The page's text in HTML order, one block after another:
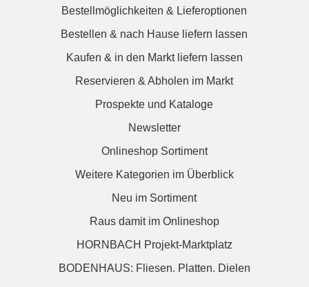
Bestellmöglichkeiten & Lieferoptionen
Bestellen & nach Hause liefern lassen
Kaufen & in den Markt liefern lassen
Reservieren & Abholen im Markt
Prospekte und Kataloge
Newsletter
Onlineshop Sortiment
Weitere Kategorien im Überblick
Neu im Sortiment
Raus damit im Onlineshop
HORNBACH Projekt-Marktplatz
BODENHAUS: Fliesen. Platten. Dielen